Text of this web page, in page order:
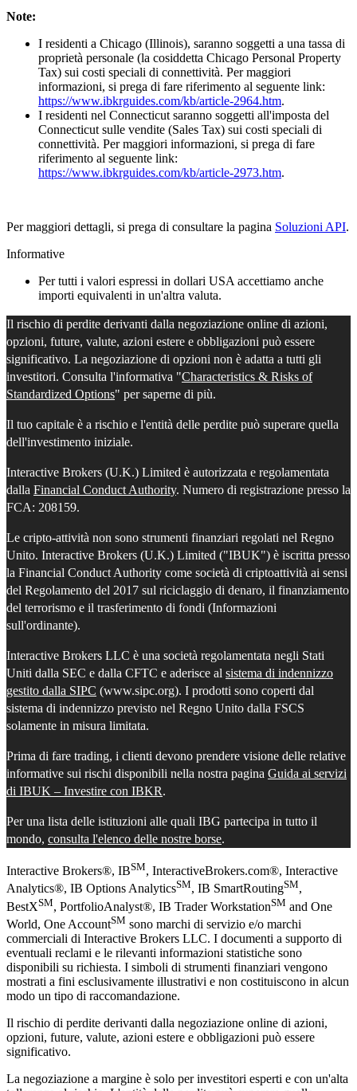
Note:
I residenti a Chicago (Illinois), saranno soggetti a una tassa di
proprietà personale (la cosiddetta Chicago Personal Property
Tax) sui costi speciali di connettività. Per maggiori
informazioni, si prega di fare riferimento al seguente link:
https://www.ibkrguides.com/kb/article-2964.htm.
I residenti nel Connecticut saranno soggetti all'imposta del
Connecticut sulle vendite (Sales Tax) sui costi speciali di
connettività. Per maggiori informazioni, si prega di fare
riferimento al seguente link:
https://www.ibkrguides.com/kb/article-2973.htm.
Per maggiori dettagli, si prega di consultare la pagina Soluzioni API.
Informative
Per tutti i valori espressi in dollari USA accettiamo anche
importi equivalenti in un'altra valuta.
Il rischio di perdite derivanti dalla negoziazione online di azioni,
opzioni, future, valute, azioni estere e obbligazioni può essere
significativo. La negoziazione di opzioni non è adatta a tutti gli
investitori. Consulta l'informativa "Characteristics & Risks of
Standardized Options" per saperne di più.
Il tuo capitale è a rischio e l'entità delle perdite può superare quella
dell'investimento iniziale.
Interactive Brokers (U.K.) Limited è autorizzata e regolamentata
dalla Financial Conduct Authority. Numero di registrazione presso la
FCA: 208159.
Le cripto-attività non sono strumenti finanziari regolati nel Regno
Unito. Interactive Brokers (U.K.) Limited ("IBUK") è iscritta presso
la Financial Conduct Authority come società di criptoattività ai sensi
del Regolamento del 2017 sul riciclaggio di denaro, il finanziamento
del terrorismo e il trasferimento di fondi (Informazioni
sull'ordinante).
Interactive Brokers LLC è una società regolamentata negli Stati
Uniti dalla SEC e dalla CFTC e aderisce al sistema di indennizzo
gestito dalla SIPC (www.sipc.org). I prodotti sono coperti dal
sistema di indennizzo previsto nel Regno Unito dalla FSCS
solamente in misura limitata.
Prima di fare trading, i clienti devono prendere visione delle relative
informative sui rischi disponibili nella nostra pagina Guida ai servizi
di IBUK – Investire con IBKR.
Per una lista delle istituzioni alle quali IBG partecipa in tutto il
mondo, consulta l'elenco delle nostre borse.
Interactive Brokers®, IBSM, InteractiveBrokers.com®, Interactive
Analytics®, IB Options AnalyticsSM, IB SmartRoutingSM,
BestXSM, PortfolioAnalyst®, IB Trader WorkstationSM and One
World, One AccountSM sono marchi di servizio e/o marchi
commerciali di Interactive Brokers LLC. I documenti a supporto di
eventuali reclami e le rilevanti informazioni statistiche sono
disponibili su richiesta. I simboli di strumenti finanziari vengono
mostrati a fini esclusivamente illustrativi e non costituiscono in alcun
modo un tipo di raccomandazione.
Il rischio di perdite derivanti dalla negoziazione online di azioni,
opzioni, future, valute, azioni estere e obbligazioni può essere
significativo.
La negoziazione a margine è solo per investitori esperti e con un'alta